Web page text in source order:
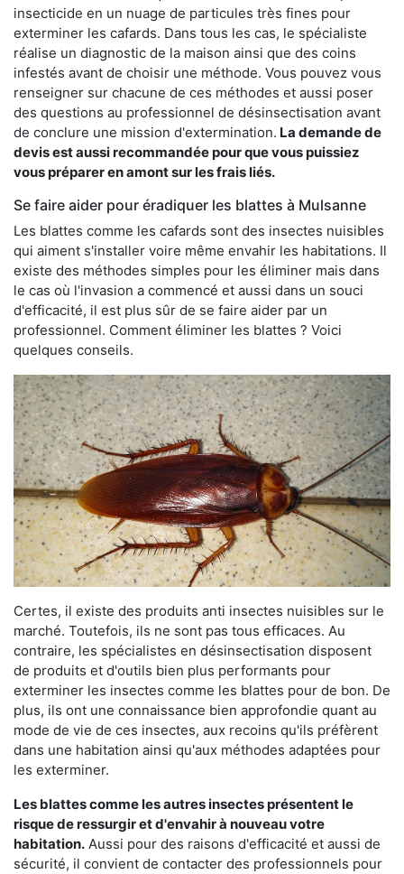
insecticide en un nuage de particules très fines pour
exterminer les cafards. Dans tous les cas, le spécialiste
réalise un diagnostic de la maison ainsi que des coins
infestés avant de choisir une méthode. Vous pouvez vous
renseigner sur chacune de ces méthodes et aussi poser
des questions au professionnel de désinsectisation avant
de conclure une mission d'extermination. La demande de
devis est aussi recommandée pour que vous puissiez
vous préparer en amont sur les frais liés.
Se faire aider pour éradiquer les blattes à Mulsanne
Les blattes comme les cafards sont des insectes nuisibles
qui aiment s'installer voire même envahir les habitations. Il
existe des méthodes simples pour les éliminer mais dans
le cas où l'invasion a commencé et aussi dans un souci
d'efficacité, il est plus sûr de se faire aider par un
professionnel. Comment éliminer les blattes ? Voici
quelques conseils.
Certes, il existe des produits anti insectes nuisibles sur le
marché. Toutefois, ils ne sont pas tous efficaces. Au
contraire, les spécialistes en désinsectisation disposent
de produits et d'outils bien plus performants pour
exterminer les insectes comme les blattes pour de bon. De
plus, ils ont une connaissance bien approfondie quant au
mode de vie de ces insectes, aux recoins qu'ils préfèrent
dans une habitation ainsi qu'aux méthodes adaptées pour
les exterminer.
Les blattes comme les autres insectes présentent le
risque de ressurgir et d'envahir à nouveau votre
habitation. Aussi pour des raisons d'efficacité et aussi de
sécurité, il convient de contacter des professionnels pour